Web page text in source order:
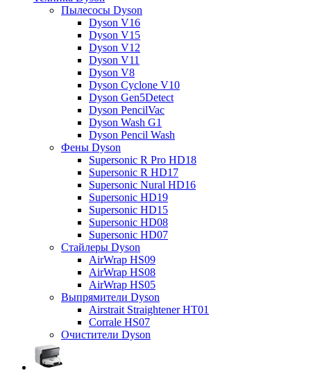
Пылесосы Dyson
Dyson V16
Dyson V15
Dyson V12
Dyson V11
Dyson V8
Dyson Cyclone V10
Dyson Gen5Detect
Dyson PencilVac
Dyson Wash G1
Dyson Pencil Wash
Фены Dyson
Supersonic R Pro HD18
Supersonic R HD17
Supersonic Nural HD16
Supersonic HD19
Supersonic HD15
Supersonic HD08
Supersonic HD07
Стайлеры Dyson
AirWrap HS09
AirWrap HS08
AirWrap HS05
Выпрямители Dyson
Airstrait Straightener HT01
Corrale HS07
Очистители Dyson